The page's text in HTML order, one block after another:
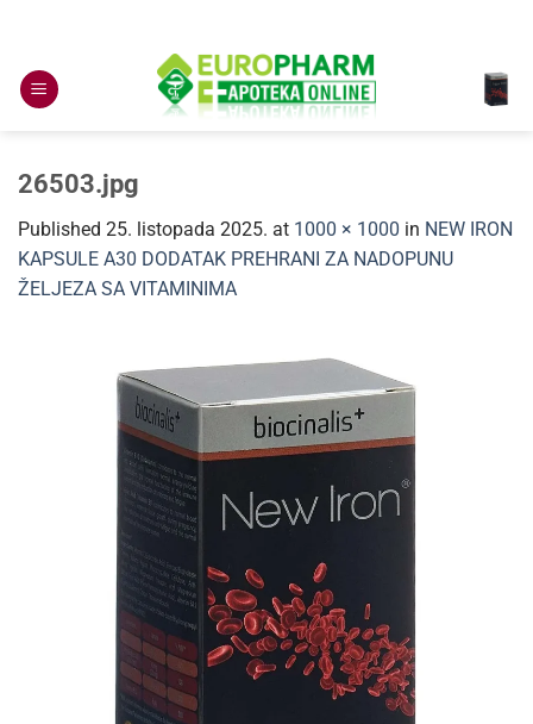
content
26503.jpg
Published 25. listopada 2025. at 1000 × 1000 in NEW IRON
KAPSULE A30 DODATAK PREHRANI ZA NADOPUNU
ŽELJEZA SA VITAMINIMA